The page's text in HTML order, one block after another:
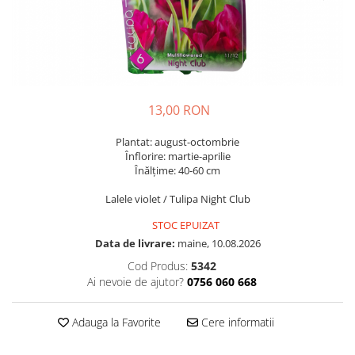
Seminte de Patrunjel
Seminte dovleac decorativ
Seminte fasole
13,00 RON
Plantat: august-octombrie
Înflorire: martie-aprilie
Înălţime: 40-60 cm
Lalele violet / Tulipa Night Club
STOC EPUIZAT
Data de livrare: maine, 10.08.2026
Cod Produs: 5342
Ai nevoie de ajutor? 0756 060 668
Adauga la Favorite Cere informatii